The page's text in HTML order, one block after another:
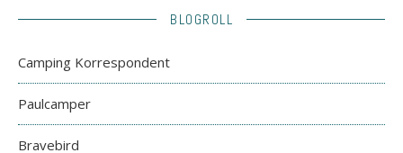
BLOGROLL
Camping Korrespondent
Paulcamper
Bravebird